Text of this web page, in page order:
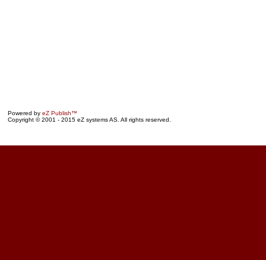
Powered by eZ Publish™
Copyright © 2001 - 2015 eZ systems AS. All rights reserved.